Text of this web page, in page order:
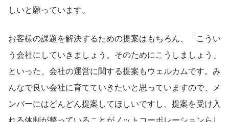
しいと願っています。
お客様の課題を解決するための提案はもちろん、「こうい
う会社にしていきましょう。そのためにこうしましょう」
といった、会社の運営に関する提案もウェルカムです。み
んなで良い会社に育てていきたいと思っていますので、メ
ンバーにはどんどん提案してほしいですし、提案を受け入